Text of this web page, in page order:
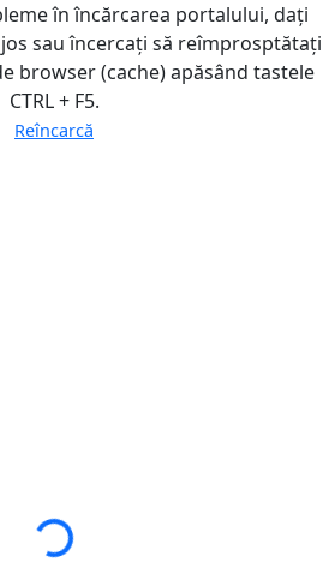
în încărcarea portalului, dați
sau încercați să reîmprosptătați
browser (cache) apăsând tastele
CTRL + F5.
Reîncarcă